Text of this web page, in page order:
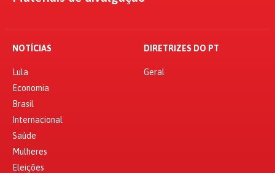
NOTÍCIAS
Lula
Economia
Brasil
Internacional
Saúde
Mulheres
Eleições
DIRETRIZES DO PT
Geral